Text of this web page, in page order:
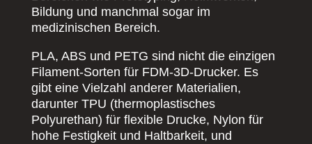
Bildung und manchmal sogar im
medizinischen Bereich.
PLA, ABS und PETG sind nicht die einzigen
Filament-Sorten für FDM-3D-Drucker. Es
gibt eine Vielzahl anderer Materialien,
darunter TPU (thermoplastisches
Polyurethan) für flexible Drucke, Nylon für
hohe Festigkeit und Haltbarkeit, und